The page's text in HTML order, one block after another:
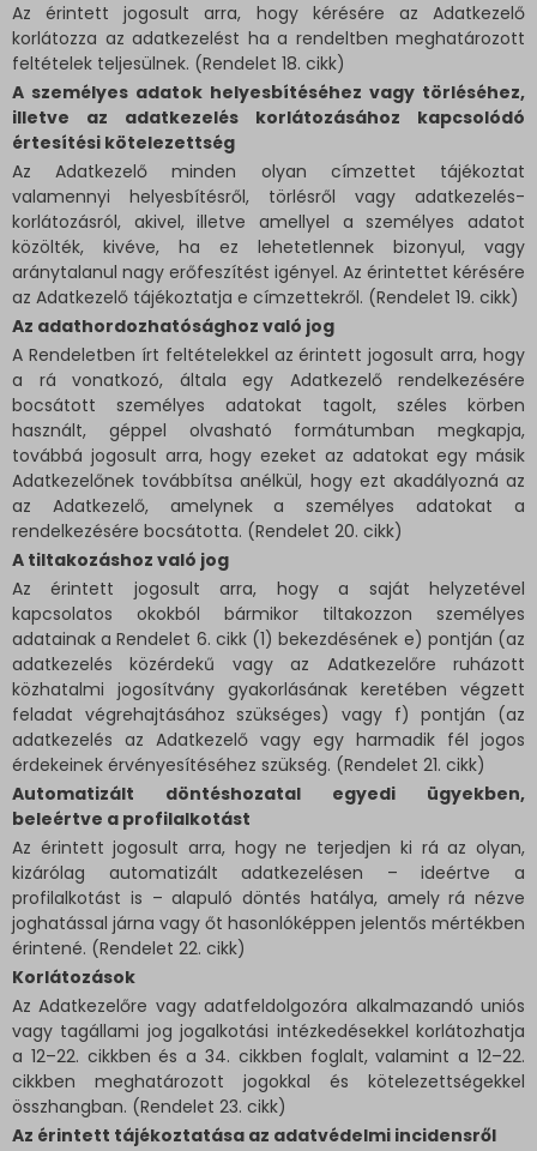
Az érintett jogosult arra, hogy kérésére az Adatkezelő
korlátozza az adatkezelést ha a rendeltben meghatározott
feltételek teljesülnek. (Rendelet 18. cikk)
A személyes adatok helyesbítéséhez vagy törléséhez,
illetve az adatkezelés korlátozásához kapcsolódó
értesítési kötelezettség
Az Adatkezelő minden olyan címzettet tájékoztat
valamennyi helyesbítésről, törlésről vagy adatkezelés-
korlátozásról, akivel, illetve amellyel a személyes adatot
közölték, kivéve, ha ez lehetetlennek bizonyul, vagy
aránytalanul nagy erőfeszítést igényel. Az érintettet kérésére
az Adatkezelő tájékoztatja e címzettekről. (Rendelet 19. cikk)
Az adathordozhatósághoz való jog
A Rendeletben írt feltételekkel az érintett jogosult arra, hogy
a rá vonatkozó, általa egy Adatkezelő rendelkezésére
bocsátott személyes adatokat tagolt, széles körben
használt, géppel olvasható formátumban megkapja,
továbbá jogosult arra, hogy ezeket az adatokat egy másik
Adatkezelőnek továbbítsa anélkül, hogy ezt akadályozná az
az Adatkezelő, amelynek a személyes adatokat a
rendelkezésére bocsátotta. (Rendelet 20. cikk)
A tiltakozáshoz való jog
Az érintett jogosult arra, hogy a saját helyzetével
kapcsolatos okokból bármikor tiltakozzon személyes
adatainak a Rendelet 6. cikk (1) bekezdésének e) pontján (az
adatkezelés közérdekű vagy az Adatkezelőre ruházott
közhatalmi jogosítvány gyakorlásának keretében végzett
feladat végrehajtásához szükséges) vagy f) pontján (az
adatkezelés az Adatkezelő vagy egy harmadik fél jogos
érdekeinek érvényesítéséhez szükség. (Rendelet 21. cikk)
Automatizált döntéshozatal egyedi ügyekben,
beleértve a profilalkotást
Az érintett jogosult arra, hogy ne terjedjen ki rá az olyan,
kizárólag automatizált adatkezelésen – ideértve a
profilalkotást is – alapuló döntés hatálya, amely rá nézve
joghatással járna vagy őt hasonlóképpen jelentős mértékben
érintené. (Rendelet 22. cikk)
Korlátozások
Az Adatkezelőre vagy adatfeldolgozóra alkalmazandó uniós
vagy tagállami jog jogalkotási intézkedésekkel korlátozhatja
a 12–22. cikkben és a 34. cikkben foglalt, valamint a 12–22.
cikkben meghatározott jogokkal és kötelezettségekkel
összhangban. (Rendelet 23. cikk)
Az érintett tájékoztatása az adatvédelmi incidensről